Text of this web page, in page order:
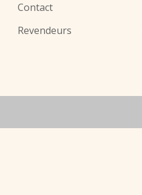
Contact
Revendeurs